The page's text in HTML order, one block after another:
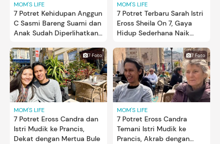
MOM'S LIFE
7 Potret Kehidupan Anggun
C Sasmi Bareng Suami dan
Anak Sudah Diperlihatkan
MOM'S LIFE
7 Potret Terbaru Sarah Istri
Eross Sheila On 7, Gaya
Hidup Sederhana Naik
7 Foto
MOM'S LIFE
7 Potret Eross Candra dan
Istri Mudik ke Prancis,
Dekat dengan Mertua Bule
7 Foto
MOM'S LIFE
7 Potret Eross Candra
Temani Istri Mudik ke
Prancis, Akrab dengan